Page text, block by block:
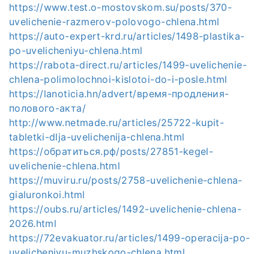
https://www.test.o-mostovskom.su/posts/370-
uvelichenie-razmerov-polovogo-chlena.html
https://auto-expert-krd.ru/articles/1498-plastika-
po-uvelicheniyu-chlena.html
https://rabota-direct.ru/articles/1499-uvelichenie-
chlena-polimolochnoi-kislotoi-do-i-posle.html
https://lanoticia.hn/advert/время-продления-
полового-акта/
http://www.netmade.ru/articles/25722-kupit-
tabletki-dlja-uvelichenija-chlena.html
https://обратиться.рф/posts/27851-kegel-
uvelichenie-chlena.html
https://muviru.ru/posts/2758-uvelichenie-chlena-
gialuronkoi.html
https://oubs.ru/articles/1492-uvelichenie-chlena-
2026.html
https://72evakuator.ru/articles/1499-operacija-po-